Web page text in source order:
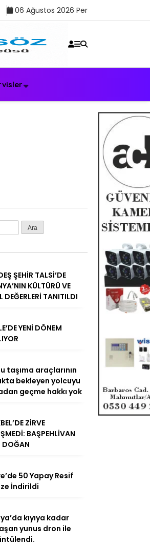
06 Ağustos 2026 Per
ŞEHİR TALSİ’DE
KÜLTÜRÜ VE
DEĞERLERİ TANITILDI
YENİ DÖNEM
taşıma araçlarının
bekleyen yolcuyu
geçme hakkı yok
ZİRVE
BAŞPEHLİVAN
DOĞAN
50 Yapay Resif
İndirildi
kıyıya kadar
yunus dron ile